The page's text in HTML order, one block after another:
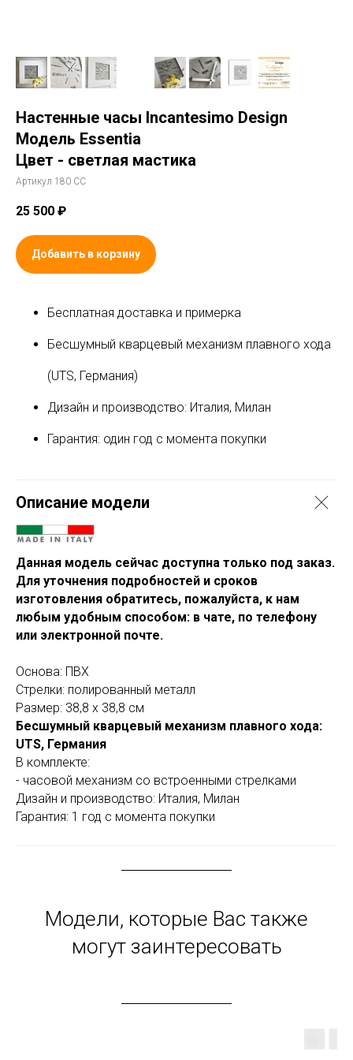
Настенные часы Incantesimo Design
Модель Essentia
Цвет - светлая мастика
Артикул 180 СС
25 500 ₽
Добавить в корзину
Бесплатная доставка и примерка
Бесшумный кварцевый механизм плавного хода
(UTS, Германия)
Дизайн и производство: Италия, Милан
Гарантия: один год с момента покупки
Описание модели
Данная модель сейчас доступна только под заказ.
Для уточнения подробностей и сроков
изготовления обратитесь, пожалуйста, к нам
любым удобным способом: в чате, по телефону
или электронной почте.
Основа: ПВХ
Стрелки: полированный металл
Размер: 38,8 x 38,8 см
Бесшумный кварцевый механизм плавного хода:
UTS, Германия
В комплекте:
- часовой механизм со встроенными стрелками
Дизайн и производство: Италия, Милан
Гарантия: 1 год с момента покупки
Модели, которые Вас также
могут заинтересовать